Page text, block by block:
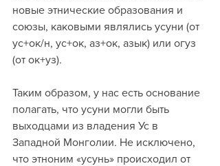
новые этнические образования и
союзы, каковыми являлись усуни (от
ус+ок/н, ус+ок, аз+ок, азык) или огуз
(от ок+уз).
Таким образом, у нас есть основание
полагать, что усуни могли быть
выходцами из владения Ус в
Западной Монголии. Не исключено,
что этноним «усунь» происходил от